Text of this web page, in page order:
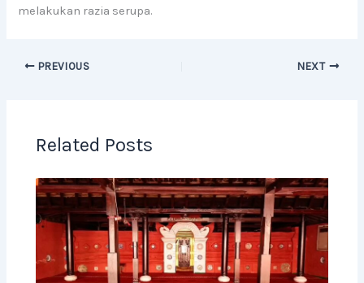
melakukan razia serupa.
PREVIOUS NEXT
Related Posts